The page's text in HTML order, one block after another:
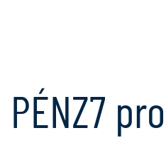
PÉNZ7